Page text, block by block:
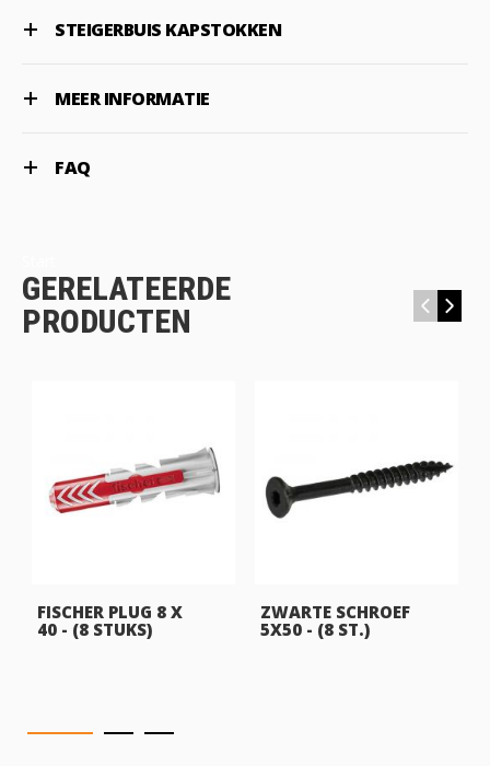
STEIGERBUIS KAPSTOKKEN
MEER INFORMATIE
FAQ
GERELATEERDE
PRODUCTEN
‹ ›
FISCHER PLUG 8 X
40 - (8 STUKS)
ZWARTE SCHROEF
5X50 - (8 ST.)